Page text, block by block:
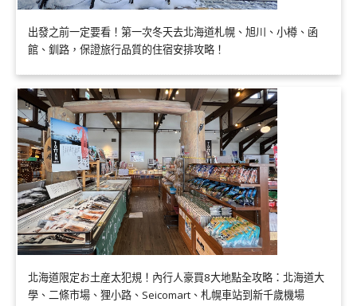
出發之前一定要看！第一次冬天去北海道札幌、旭川、小樽、函
館、釧路，保證旅行品質的住宿安排攻略！
北海道限定お土産太犯規！內行人豪買8大地點全攻略：北海道大
學、二條市場、狸小路、Seicomart、札幌車站到新千歲機場